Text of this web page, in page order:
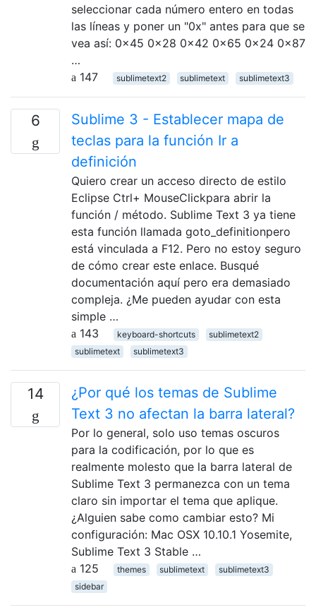
seleccionar cada número entero en todas
las líneas y poner un "0x" antes para que se
vea así: 0x45 0x28 0x42 0x65 0x24 0x87
…
147
sublimetext2 sublimetext sublimetext3
6
Sublime 3 - Establecer mapa de
teclas para la función Ir a
definición
Quiero crear un acceso directo de estilo
Eclipse Ctrl+ MouseClickpara abrir la
función / método. Sublime Text 3 ya tiene
esta función llamada goto_definitionpero
está vinculada a F12. Pero no estoy seguro
de cómo crear este enlace. Busqué
documentación aquí pero era demasiado
compleja. ¿Me pueden ayudar con esta
simple …
143
keyboard-shortcuts
sublimetext2
sublimetext
sublimetext3
14
¿Por qué los temas de Sublime
Text 3 no afectan la barra lateral?
Por lo general, solo uso temas oscuros
para la codificación, por lo que es
realmente molesto que la barra lateral de
Sublime Text 3 permanezca con un tema
claro sin importar el tema que aplique.
¿Alguien sabe como cambiar esto? Mi
configuración: Mac OSX 10.10.1 Yosemite,
Sublime Text 3 Stable …
125
themes sublimetext
sublimetext3
sidebar